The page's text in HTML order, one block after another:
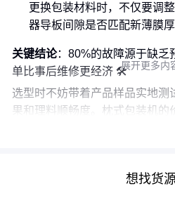
更换包装材料时，不仅要调
器导板间隙是否匹配新薄膜
关键结论：80%的故障源于缺乏
单比事后维修更经济 🛠️
选型时不妨带着产品样品实地测
果和理料顺畅度。枕式包装机的
展开更多内
想找货源